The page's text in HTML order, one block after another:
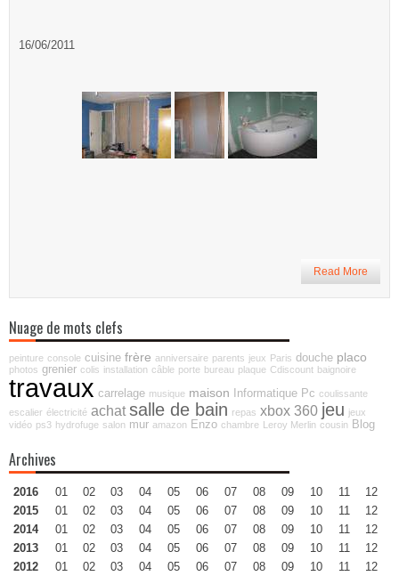
16/06/2011
Read More
Nuage de mots clefs
peinture console cuisine frère anniversaire parents jeux Paris douche placo
photos grenier colis installation câble porte bureau plaque Cdiscount baignoire
travaux carrelage musique maison Informatique Pc coulissante
escalier électricité achat salle de bain repas xbox 360 jeu jeux
vidéo ps3 hydrofuge salon mur amazon Enzo chambre Leroy Merlin cousin Blog
Archives
2016 01 02 03 04 05 06 07 08 09 10 11
12
2015
01 02 03 04 05 06 07 08 09 10 11
12
2014
01 02 03 04 05 06 07 08 09 10 11
12
2013
01 02 03 04 05 06 07 08 09 10 11
12
2012
01 02 03 04 05 06 07 08 09 10 11
12